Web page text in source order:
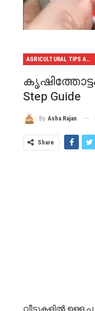
AGRICULTURAL TIPS AND TRICKS
Step Guide
By Asha Rajan
Share
വീടുകളിൽ ഉള്ള